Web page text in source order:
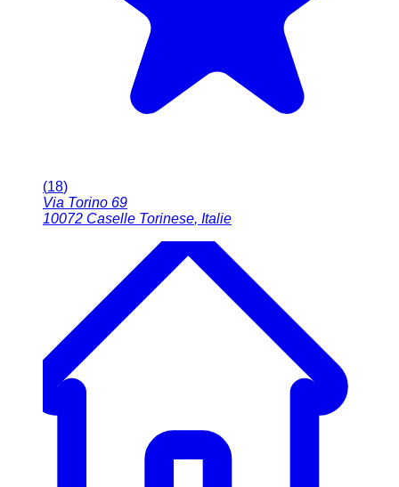
(18)
Via Torino 69
10072 Caselle Torinese, Italie